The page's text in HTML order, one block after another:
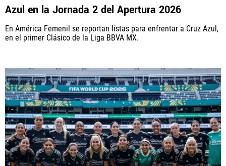
Azul en la Jornada 2 del Apertura 2026
En América Femenil se reportan listas para enfrentar a Cruz Azul,
en el primer Clásico de la Liga BBVA MX.